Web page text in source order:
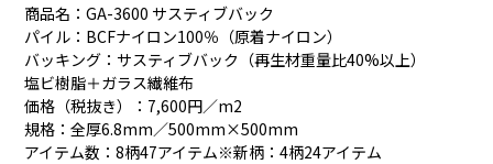
商品名：GA-3600 サスティブバック
パイル：BCFナイロン100％（原着ナイロン）
バッキング：サスティブバック（再生材重量比40%以上）
塩ビ樹脂＋ガラス繊維布
価格（税抜き）：7,600円／m2
規格：全厚6.8mm／500mm×500mm
アイテム数：8柄47アイテム※新柄：4柄24アイテム